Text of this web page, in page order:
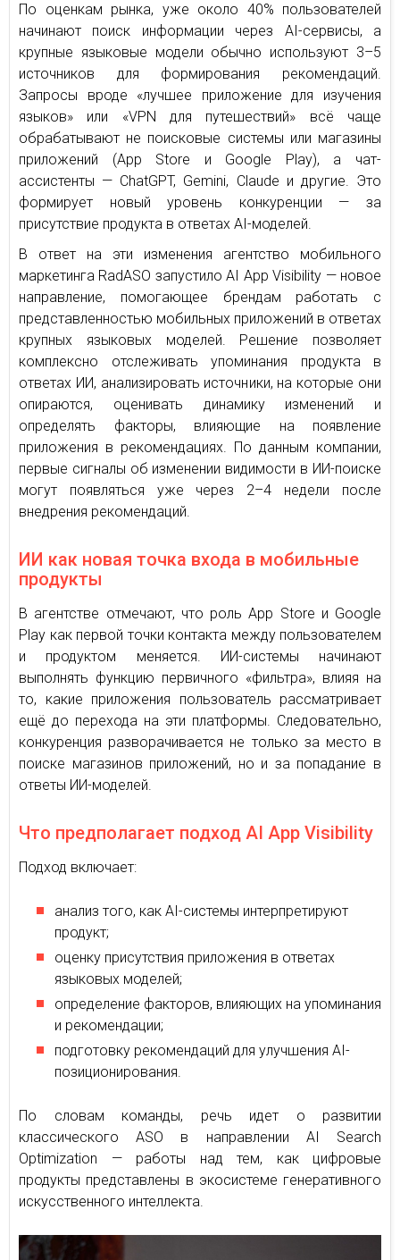
По оценкам рынка, уже около 40% пользователей
начинают поиск информации через AI-сервисы, а
крупные языковые модели обычно используют 3–5
источников для формирования рекомендаций.
Запросы вроде «лучшее приложение для изучения
языков» или «VPN для путешествий» всё чаще
обрабатывают не поисковые системы или магазины
приложений (App Store и Google Play), а чат-
ассистенты — ChatGPT, Gemini, Claude и другие. Это
формирует новый уровень конкуренции — за
присутствие продукта в ответах AI-моделей.
В ответ на эти изменения агентство мобильного
маркетинга RadASO запустило AI App Visibility — новое
направление, помогающее брендам работать с
представленностью мобильных приложений в ответах
крупных языковых моделей. Решение позволяет
комплексно отслеживать упоминания продукта в
ответах ИИ, анализировать источники, на которые они
опираются, оценивать динамику изменений и
определять факторы, влияющие на появление
приложения в рекомендациях. По данным компании,
первые сигналы об изменении видимости в ИИ-поиске
могут появляться уже через 2–4 недели после
внедрения рекомендаций.
ИИ как новая точка входа в мобильные
продукты
В агентстве отмечают, что роль App Store и Google
Play как первой точки контакта между пользователем
и продуктом меняется. ИИ-системы начинают
выполнять функцию первичного «фильтра», влияя на
то, какие приложения пользователь рассматривает
ещё до перехода на эти платформы. Следовательно,
конкуренция разворачивается не только за место в
поиске магазинов приложений, но и за попадание в
ответы ИИ-моделей.
Что предполагает подход AI App Visibility
Подход включает:
анализ того, как AI-системы интерпретируют
продукт;
оценку присутствия приложения в ответах
языковых моделей;
определение факторов, влияющих на упоминания
и рекомендации;
подготовку рекомендаций для улучшения AI-
позиционирования.
По словам команды, речь идет о развитии
классического ASO в направлении AI Search
Optimization — работы над тем, как цифровые
продукты представлены в экосистеме генеративного
искусственного интеллекта.